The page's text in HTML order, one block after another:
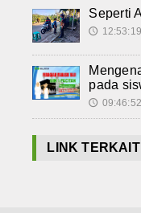
Seperti
🕔
pada
🕔
LINK TERKAIT